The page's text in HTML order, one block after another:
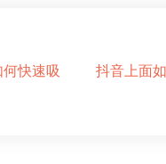
快速吸
抖音上面